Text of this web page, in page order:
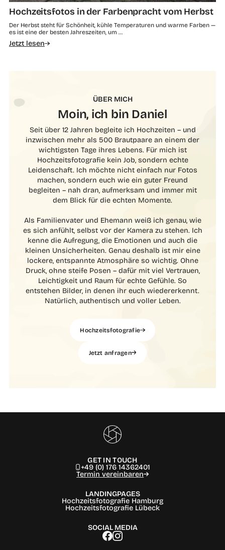
Hochzeitsfotos in der Farbenpracht vom Herbst
Der Herbst steht für Schönheit, kühle Temperaturen und warme Farben —
es ist eine der besten Jahreszeiten, um …
Jetzt lesen
ÜBER MICH
Moin, ich bin Daniel
Seit über 12 Jahren begleite ich Hochzeiten – und
inzwischen mehr als 500 Brautpaare an einem der
wichtigsten Tage ihres Lebens. Für mich ist
Hochzeitsfotografie kein Job, sondern echte
Leidenschaft. Ich möchte nicht einfach nur Fotos
machen, sondern euch wie ein guter Freund
begleiten – nah dran, aufmerksam und immer mit
dem Blick für die echten Momente.
Als Familienvater und Ehemann weiß ich genau, wie
es sich anfühlt, selbst vor der Kamera zu stehen. Ich
kenne die Aufregung, die Emotionen und auch die
kleinen Unsicherheiten. Genau deshalb ist mir eine
lockere, entspannte Atmosphäre so wichtig. Ohne
Druck, ohne steife Posen – dafür mit viel Vertrauen,
Leichtigkeit und Raum für echte Gefühle. So
entstehen Bilder, in denen ihr euch wiedererkennt.
Natürlich, authentisch und voller Leben.
Hochzeitsfotografie
Jetzt anfragen
GET IN TOUCH
+49 (0) 176 14362401
Termin vereinbaren
LANDINGPAGES
Hochzeitsfotografie Hamburg
Hochzeitsfotografie Lübeck
SOCIAL MEDIA